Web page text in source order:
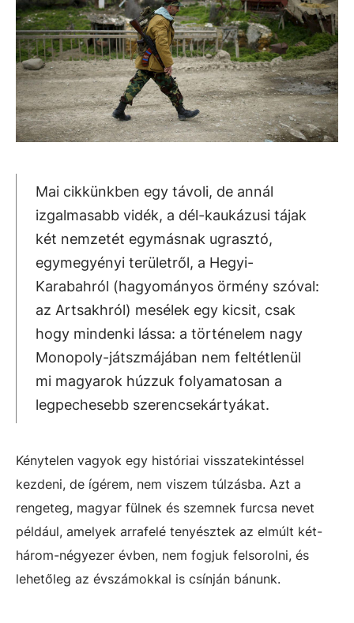
Mai cikkünkben egy távoli, de annál
izgalmasabb vidék, a dél-kaukázusi tájak
két nemzetét egymásnak ugrasztó,
egymegyényi területről, a Hegyi-
Karabahról (hagyományos örmény szóval:
az Artsakhról) mesélek egy kicsit, csak
hogy mindenki lássa: a történelem nagy
Monopoly-játszmájában nem feltétlenül
mi magyarok húzzuk folyamatosan a
legpechesebb szerencsekártyákat.
Kénytelen vagyok egy históriai visszatekintéssel
kezdeni, de ígérem, nem viszem túlzásba. Azt a
rengeteg, magyar fülnek és szemnek furcsa nevet
például, amelyek arrafelé tenyésztek az elmúlt két-
három-négyezer évben, nem fogjuk felsorolni, és
lehetőleg az évszámokkal is csínján bánunk.